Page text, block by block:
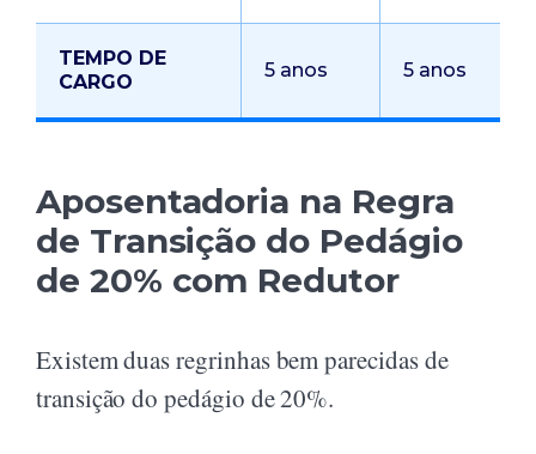
TEMPO DE
CARGO
5 anos 5 anos
Aposentadoria na Regra
de Transição do Pedágio
de 20% com Redutor
Existem duas regrinhas bem parecidas de
transição do pedágio de 20%.